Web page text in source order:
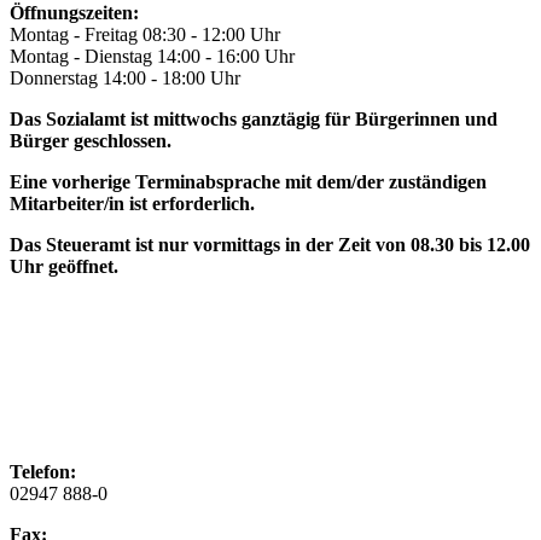
Öffnungszeiten:
Montag - Freitag 08:30 - 12:00 Uhr
Montag - Dienstag 14:00 - 16:00 Uhr
Donnerstag 14:00 - 18:00 Uhr
Das Sozialamt ist mittwochs ganztägig für Bürgerinnen und
Bürger geschlossen.
Eine vorherige Terminabsprache mit dem/der zuständigen
Mitarbeiter/in ist erforderlich.
Das Steueramt ist nur vormittags in der Zeit von 08.30 bis 12.00
Uhr geöffnet.
Telefon:
02947 888-0
Fax: